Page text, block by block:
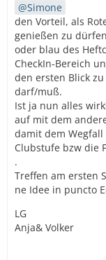
Simone
den Vorteil, als
genießen zu
oder blau des
CheckIn-Bereich
den ersten Blick
darf/muß.
Ist ja nun alles
auf mit dem
damit dem
Clubstufe bzw die
.
Treffen am ersten
ne Idee in puncto
LG
Anja& Volker